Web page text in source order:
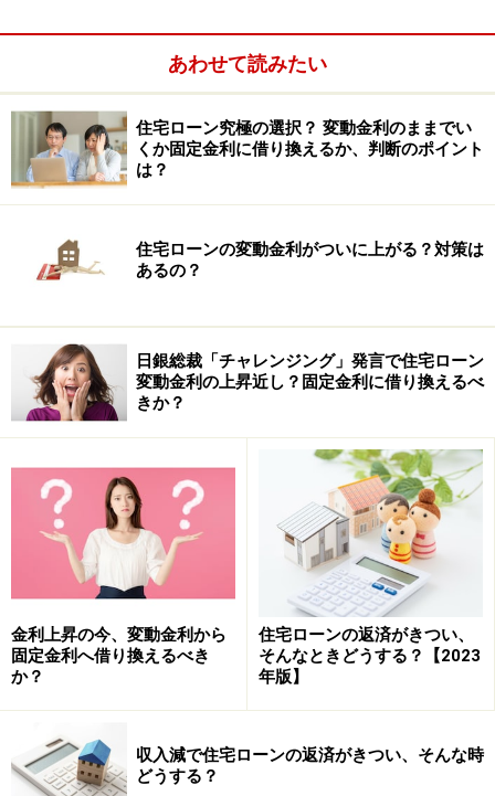
あわせて読みたい
住宅ローン究極の選択？ 変動金利のままでい
くか固定金利に借り換えるか、判断のポイント
は？
住宅ローンの変動金利がついに上がる？対策は
あるの？
日銀総裁「チャレンジング」発言で住宅ローン
変動金利の上昇近し？固定金利に借り換えるべ
きか？
金利上昇の今、変動金利から
固定金利へ借り換えるべき
か？
住宅ローンの返済がきつい、
そんなときどうする？【2023
年版】
収入減で住宅ローンの返済がきつい、そんな時
どうする？